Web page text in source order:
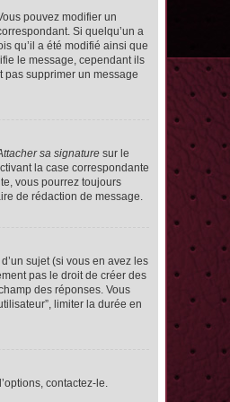
pouvez modifier un
Si quelqu’un a
qu’il a été modifié ainsi que
le message, cependant ils
pas supprimer un message
sa signature sur le
la case correspondante
vous pourrez toujours
de rédaction de message.
sujet (si vous en avez les
pas le droit de créer des
des réponses. Vous
limiter la durée en
contactez-le.